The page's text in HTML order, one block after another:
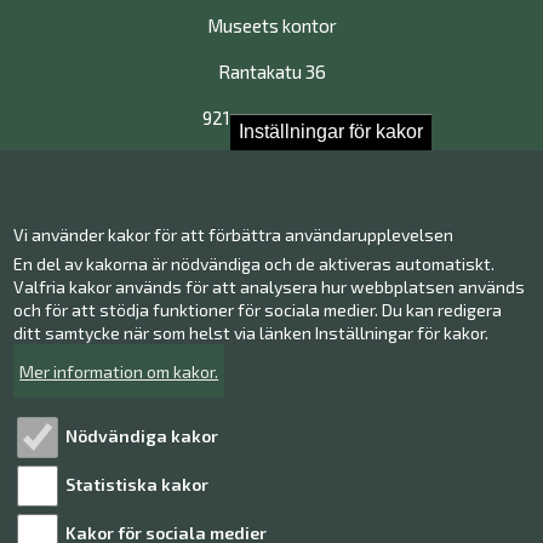
Inställningar för kakor
Vi använder kakor för att förbättra användarupplevelsen
En del av kakorna är nödvändiga och de aktiveras automatiskt.
Valfria kakor används för att analysera hur webbplatsen används
och för att stödja funktioner för sociala medier. Du kan redigera
ditt samtycke när som helst via länken Inställningar för kakor.
Mer information om kakor.
Nödvändiga kakor
Statistiska kakor
Kakor för sociala medier
Museets kontor
Rantakatu 36
92100 Brahestad
Kontakt information
Ge respons
Facebook
Instagram
Läs mer!